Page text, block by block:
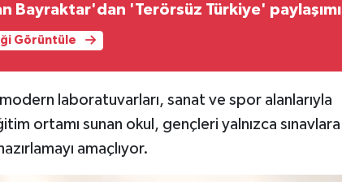
Bayraktar'dan 'Terörsüz Türkiye' paylaşımı
Görüntüle
laboratuvarları, sanat ve spor alanlarıyla
ortamı sunan okul, gençleri yalnızca sınavlara
amaçlıyor.